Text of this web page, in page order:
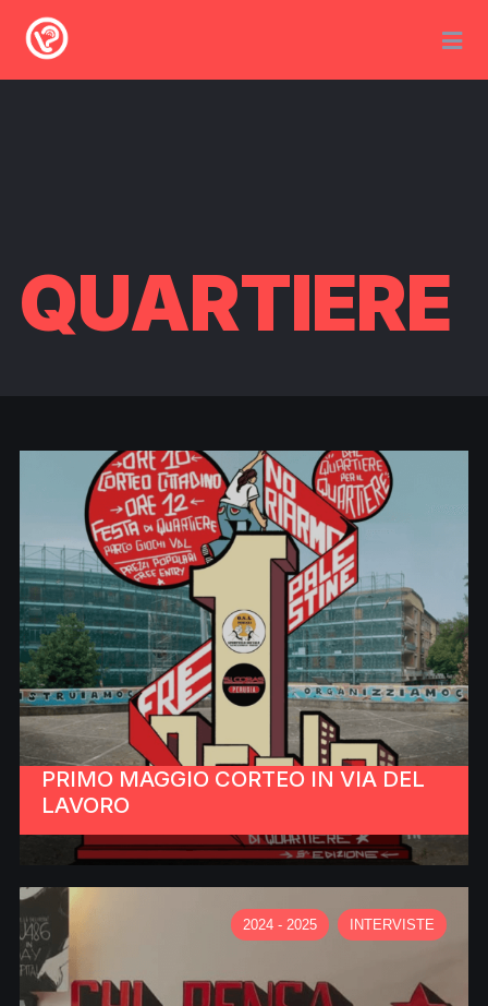
QUARTIERE
PRIMO MAGGIO CORTEO IN VIA DEL
LAVORO
2024 - 2025 INTERVISTE